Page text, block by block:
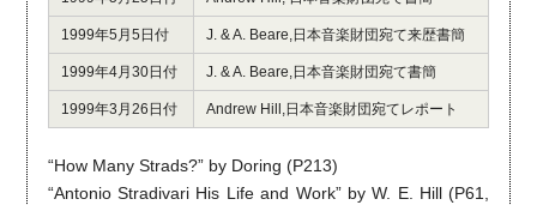
1999年5月5日付 J. & A. Beare,日本音楽財団宛て来歴書簡
1999年4月30日付 J. & A. Beare,日本音楽財団宛て書簡
1999年3月26日付 Andrew Hill,日本音楽財団宛てレポート
“How Many Strads?” by Doring (P213)
“Antonio Stradivari His Life and Work” by W. E. Hill (P61,